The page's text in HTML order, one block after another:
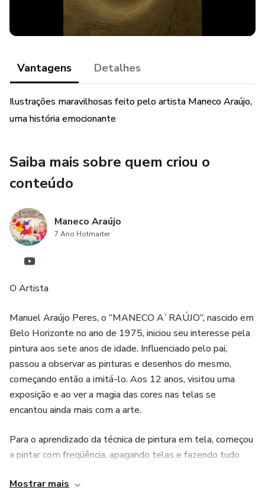
COM MÚSICA E SONOPLASTIA.
Vantagens Detalhes
Ilustrações maravilhosas feito pelo artista Maneco Araújo,
uma história emocionante
Saiba mais sobre quem criou o
conteúdo
Maneco Araújo
7 Ano Hotmarter
O Artista
Manuel Araújo Peres, o “MANECO A`RAÚJO”, nascido em
Belo Horizonte no ano de 1975, iniciou seu interesse pela
pintura aos sete anos de idade. Influenciado pelo pai,
passou a observar as pinturas e desenhos do mesmo,
começando então a imitá-lo. Aos 12 anos, visitou uma
exposição e ao ver a magia das cores nas telas se
encantou ainda mais com a arte.
Para o aprendizado da técnica de pintura em tela, começou
a pintar com freqüência, apagando telas e fazendo tudo
Mostrar mais